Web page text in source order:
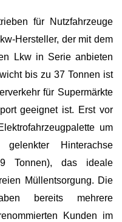
für Nutzfahrzeuge
Hersteller, der mit dem
Lkw in Serie anbieten
bis zu 37 Tonnen ist
für Supermärkte
geeignet ist. Erst vor
um
Hinterachse
Tonnen), das ideale
Müllentsorgung. Die
bereits mehrere
Kunden im